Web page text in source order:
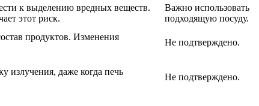
к выделению вредных веществ.
этот риск.
Важно использовать
подходящую посуду.
продуктов. Изменения
Не подтверждено.
излучения, даже когда печь
Не подтверждено.